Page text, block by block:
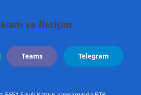
ve İletişim
Teams Telegram